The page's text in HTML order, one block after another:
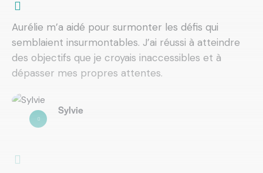
Aurélie m’a aidé pour surmonter les défis qui
semblaient insurmontables. J’ai réussi à atteindre
des objectifs que je croyais inaccessibles et à
dépasser mes propres attentes.
Sylvie